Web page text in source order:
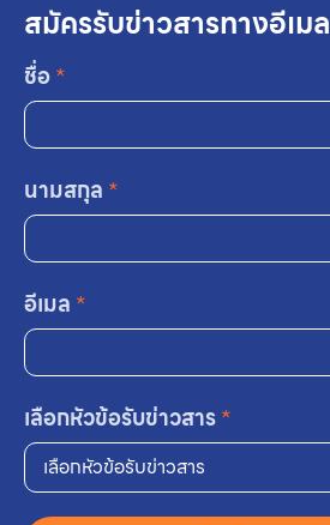
สมัครรับข่าวสารทางอีเมล
ชื่อ*
นามสกุล *
อีเมล *
เลือกหัวข้อรับข่าวสาร*
เลือกหัวข้อรับข่าวสาร